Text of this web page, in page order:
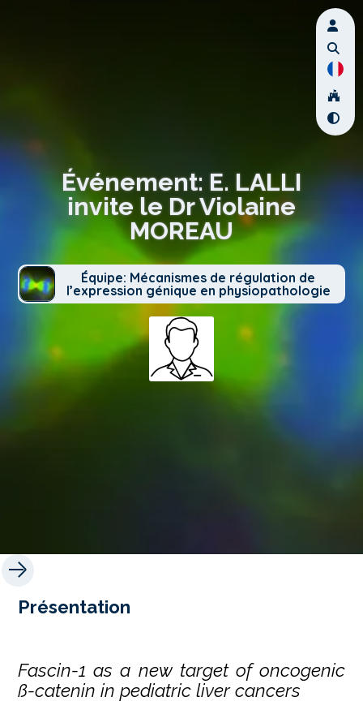
Événement: E. LALLI
invite le Dr Violaine
MOREAU
Équipe: Mécanismes de régulation de
l’expression génique en physiopathologie
Présentation
Fascin-1 as a new target of oncogenic
ß-catenin in pediatric liver cancers